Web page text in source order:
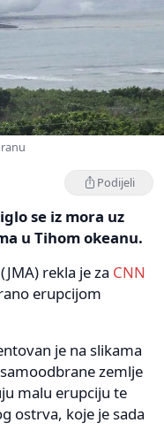
Podijeli
se iz mora uz
u Tihom okeanu.
rekla je za CNN
erupcijom
je na slikama
zemlje
malu erupciju te
ostrva, koje je sada